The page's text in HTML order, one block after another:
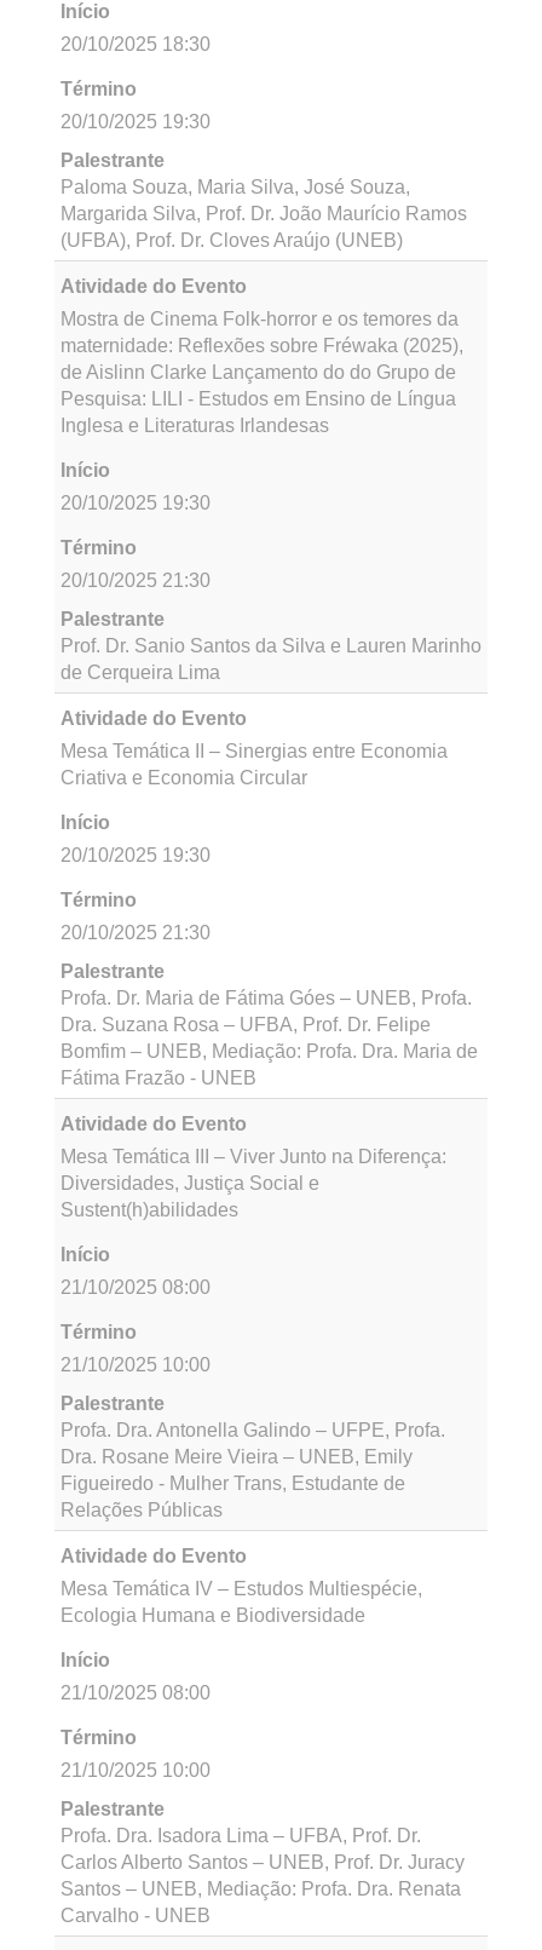
Santos Correia (Diretor do DCH I – UNEB)
Atividade do Evento
Caminhada Performativa até o Viveiro do DCH I
– UNEB
Início
20/10/2025 17:30
Término
Palestrante
Profa. Dra. Adriana Marmori Lima (Reitora –
UNEB) Profa. Dra. Dayse Lago de Miranda
(Vice-Reitora – UNEB) Prof. Me. Flávio Dias dos
Santos Correia (Diretor do DCH I – UNEB)
Atividade do Evento
Roda de Conversa – Causos, Conflitos e
Término
20/10/2025 19:30
Palestrante
Paloma Souza, Maria Silva, José Souza,
Margarida Silva, Prof. Dr. João Maurício Ramos
maternidade: Reflexões sobre Fréwaka (2025),
de Aislinn Clarke Lançamento do do Grupo de
Inglesa e Literaturas Irlandesas
Início
20/10/2025 19:30
Término
20/10/2025 21:30
Palestrante
Prof. Dr. Sanio Santos da Silva e Lauren Marinho
Criativa e Economia Circular
Início
20/10/2025 19:30
Término
20/10/2025 21:30
Palestrante
Profa. Dr. Maria de Fátima Góes – UNEB, Profa.
Dra. Suzana Rosa – UFBA, Prof. Dr. Felipe
Bomfim – UNEB, Mediação: Profa. Dra. Maria de
Diversidades, Justiça Social e
Sustent(h)abilidades
Início
21/10/2025 08:00
Término
21/10/2025 10:00